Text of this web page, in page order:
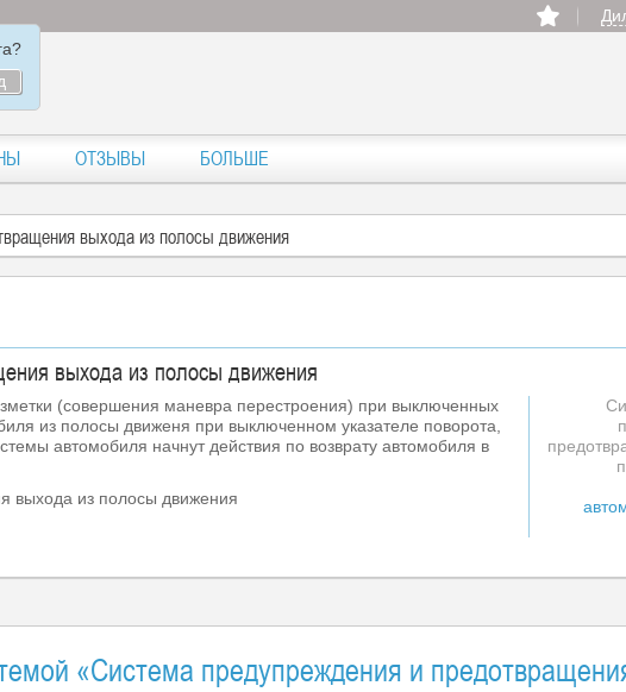
ОТЗЫВЫ БОЛЬШЕ
выхода из полосы движения
выхода из полосы движения
(совершения маневра перестроения) при выключенных
из полосы движеня при выключенном указателе поворота,
автомобиля начнут действия по возврату автомобиля в
«Система предупреждения и